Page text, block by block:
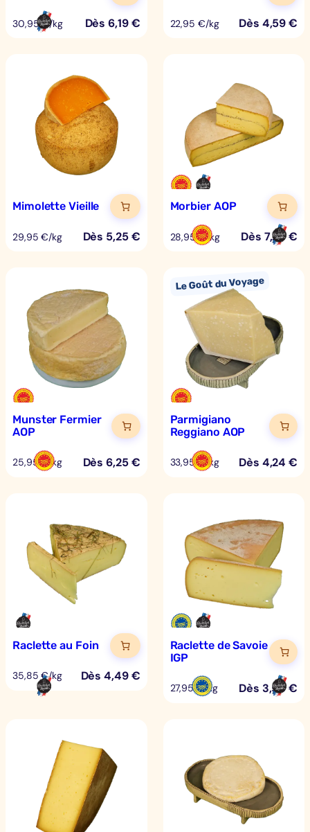
30,95 €/kg Dès6,19€ 22,95 €/kg Dès 4,59€
Mimolette Vieille
29,95 €/kg Dès 5,25€
Morbier AOP
28,95 €/kg Dès 7,24€
Munster Fermier
AOP
25,95 €/kg Dès6,25€
Parmigiano
Reggiano AOP
33,95 €/kg Dès 4,24€
Raclette au Foin
35,85 €/kg Dès4,49€
Raclette de Savoie
IGP
27,95 €/kg Dès 3,50€